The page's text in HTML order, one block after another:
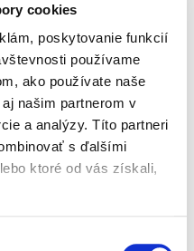
cookies
poskytovanie funkcií
používame
ako používate naše
našim partnerom v
a analýzy. Títo partneri
s ďalšími
ktoré od vás získali,
Federáciou pre alergiu,
Swan Ecolabel
vám poskytuje pocit
priamo z fínskych
Dodie Organic Tehotenský
ošetrujúci krém na strie
(150 ml)
Vypredané